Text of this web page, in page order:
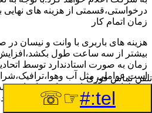
درخواستی،قسمتی از هزینه های
زمان اتمام کار
هزینه های باربری با وانت و نیسان
بیشتر از سه ساعت طول
زمان به صورت استادندارد توسط
است.عواملی مثل آب
زیاد لوازم ممکن است باعث افزایش
شوند که افزایش هزینه های باربری
تعداد طبقات ساختمان مبدا و مقصد
تلفن تماس فوری
tel:#
☞☏